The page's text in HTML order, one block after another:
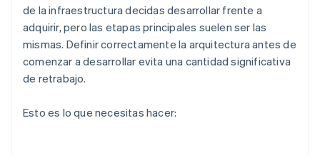
de la infraestructura decidas desarrollar frente a
adquirir, pero las etapas principales suelen ser las
mismas. Definir correctamente la arquitectura antes de
comenzar a desarrollar evita una cantidad significativa
de retrabajo.
Esto es lo que necesitas hacer: